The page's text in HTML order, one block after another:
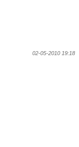
02-05-2010 19:18